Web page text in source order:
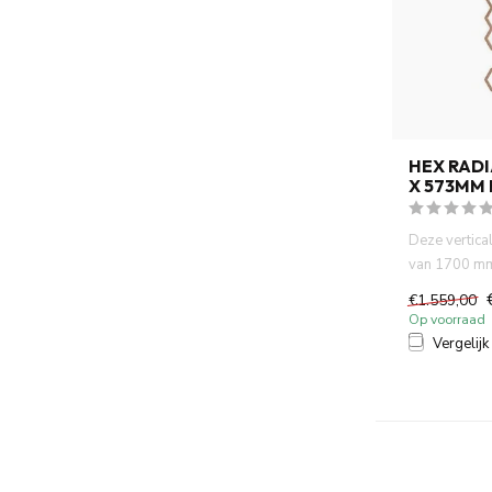
HEX
X 573MM
Deze
van 1700
breed
€1.559,00
Op voorraad
Vergelijk